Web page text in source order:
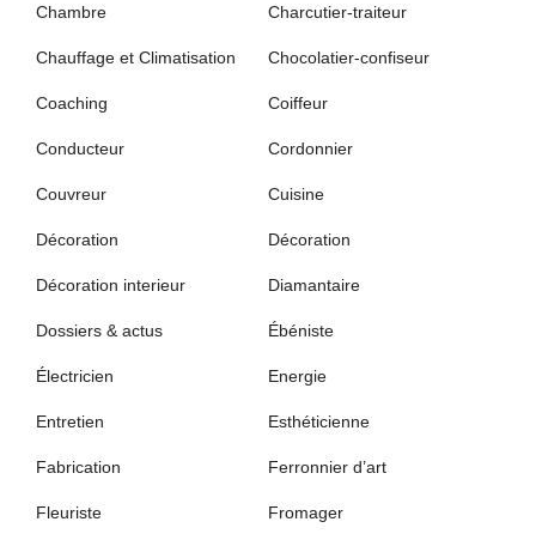
Chambre Charcutier-traiteur
Chauffage et Climatisation Chocolatier-confiseur
Coaching Coiffeur
Conducteur Cordonnier
Couvreur Cuisine
Décoration Décoration
Décoration interieur Diamantaire
Dossiers & actus Ébéniste
Électricien Energie
Entretien Esthéticienne
Fabrication Ferronnier d’art
Fleuriste Fromager